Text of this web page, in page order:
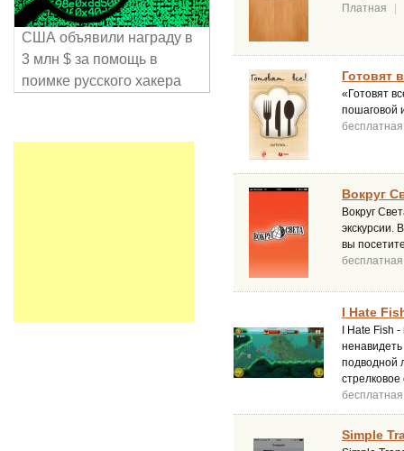
Платная
Готовят
«Готовят
пошаговой
бесплатная
Вокруг
Вокруг
экскурсии.
вы
бесплатная
I Hate
I Hate Fish
подводной
бесплатная
Simple
США объявили награду в
3 млн $ за помощь в
поимке русского хакера